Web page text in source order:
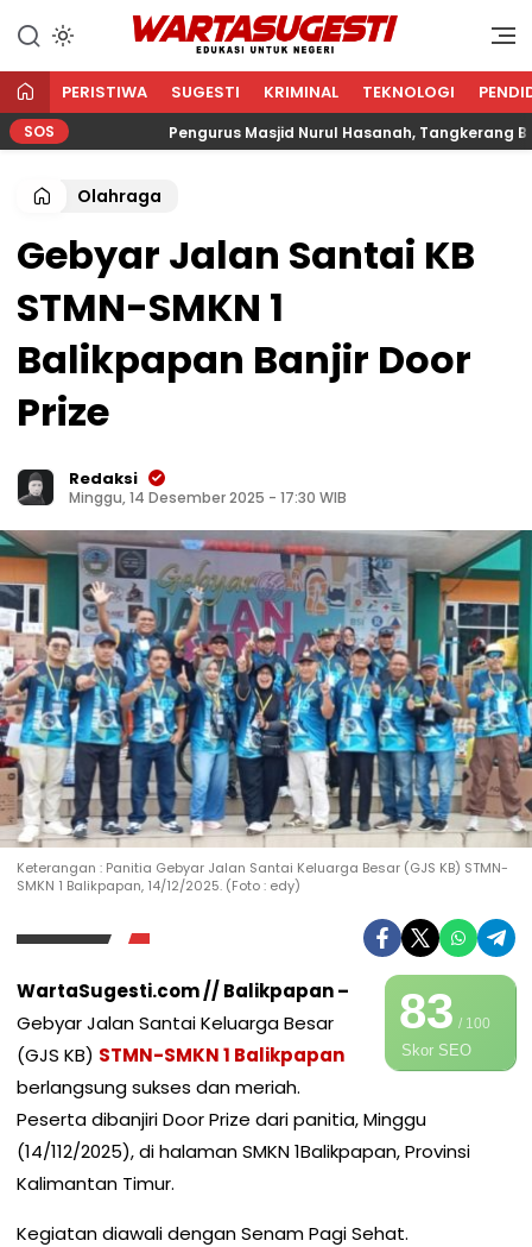
WARTA SUGESTI √ EDUKASI
Edukasi Untuk Negeri
PERISTIWA SUGESTI KRIMINAL TEKNOLOGI
SOS Pengurus Masjid Nurul Hasanah, Tangkerang Barat
Olahraga
Gebyar Jalan Santai KB
STMN-SMKN 1
Balikpapan Banjir Door
Prize
Redaksi
Minggu, 14 Desember 2025 - 17:30 WIB
Keterangan : Panitia Gebyar Jalan Santai Keluarga Besar (GJS KB) STMN-
SMKN 1 Balikpapan, 14/12/2025. (Foto : edy)
83/ 100
Skor SEO
WartaSugesti.com // Balikpapan –
Gebyar Jalan Santai Keluarga Besar
(GJS KB) STMN-SMKN 1 Balikpapan
berlangsung sukses dan meriah.
Peserta dibanjiri Door Prize dari panitia, Minggu
(14/112/2025), di halaman SMKN 1Balikpapan, Provinsi
Kalimantan Timur.
Kegiatan diawali dengan Senam Pagi Sehat.